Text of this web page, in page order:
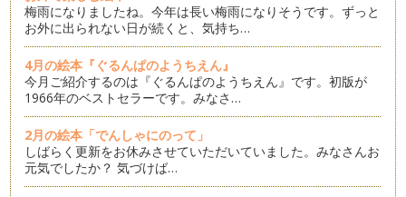
梅雨になりましたね。今年は長い梅雨になりそうです。ずっと
お外に出られない日が続くと、気持ち…
4月の絵本『ぐるんぱのようちえん』
今月ご紹介するのは『ぐるんぱのようちえん』です。初版が
1966年のベストセラーです。みなさ…
2月の絵本「でんしゃにのって」
しばらく更新をお休みさせていただいていました。みなさんお
元気でしたか？ 気づけば…